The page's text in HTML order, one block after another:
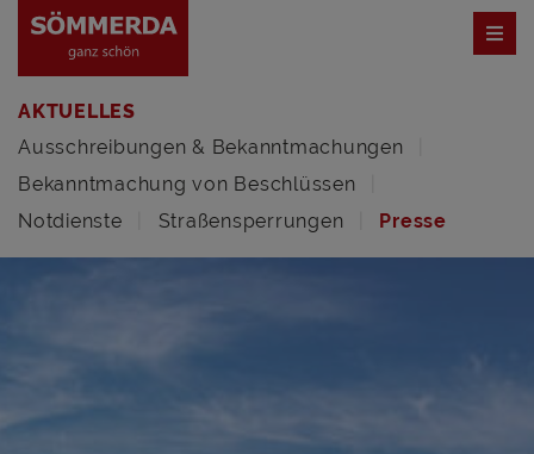
AKTUELLES
Ausschreibungen & Bekanntmachungen
Bekanntmachung von Beschlüssen
Notdienste
Straßensperrungen Presse